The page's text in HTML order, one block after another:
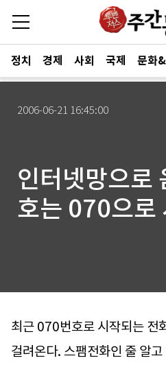
정치 경제 사회 국제 문화
2006-06-21 16:45:00
인터넷망으로
호는 070으로
최근 070번호로 시작되는 전
걸려온다. 스팸전화인 줄 알고